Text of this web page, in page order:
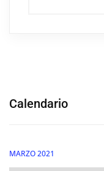
Calendario
MARZO 2021